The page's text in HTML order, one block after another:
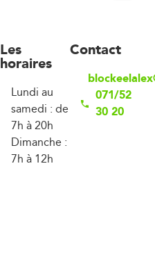
Les
horaires
Lundi au
samedi : de
7h à 20h
Dimanche :
7h à 12h
Contact
071/52
30 20